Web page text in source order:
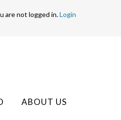
are not logged in.Login
ABOUT US